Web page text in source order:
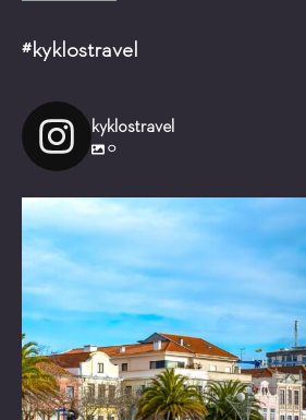
#kyklostravel
kyklostravel
0
Είστε έτοιμοι για ένα μαγικό ταξίδι!